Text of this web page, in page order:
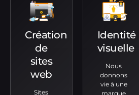
Création
de
sites
web
Sites
Identité
visuelle
Nous
donnons
vie à une
marque